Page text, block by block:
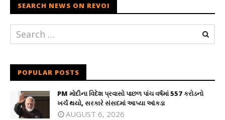
SEARCH NEWS ON REVOI
POPULAR POSTS
PM મોદીના વિદેશ પ્રવાસો પાછળ પાંચ વર્ષમાં 557 કરોડનો
ખર્ચ થયો, સરકારે સંસદમાં આપ્યા આંકડા
AUGUST 6, 2026